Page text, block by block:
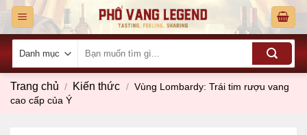
Skip
content
kiếm:
Trang chủ / Kiến thức / Vùng Lombardy: Trái tim rượu vang
cao cấp của Ý